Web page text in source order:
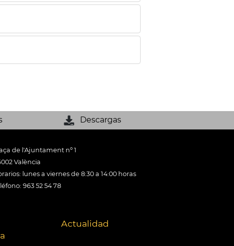
Descargas
de l'Ajuntament nº 1
València
lunes a viernes de 8:30 a 14:00 horas
963 52 54 78
Actualidad